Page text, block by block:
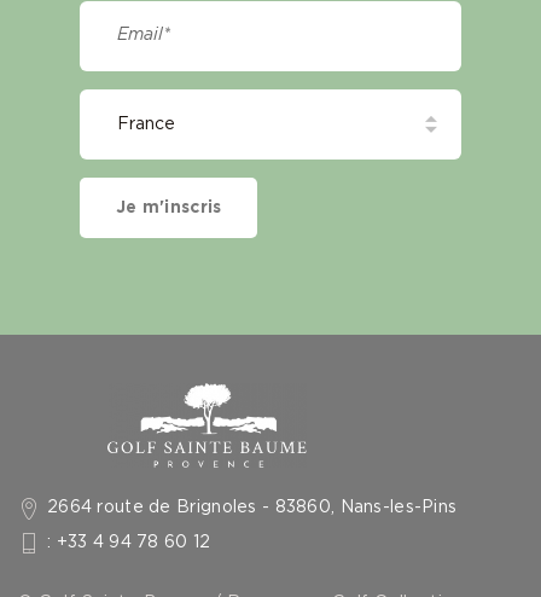
2664 route de Brignoles - 83860, Nans-les-Pins
: +33 4 94 78 60 12
Je m'inscris